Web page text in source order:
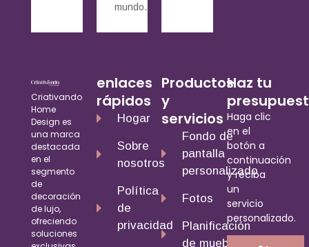
Criativando
Home
Design es
una marca
destacada
en el
segmento
de
decoración
de lujo,
ofreciendo
soluciones
enlaces
rápidos
Hogar
Sobre
nosotros
Política
de
privacidad
Productos
y
servicios
Fondo de
pantalla
personalizado
Fotos
Planificación
de muebles
Haz tu
Haga clic
en el
botón a
continuación
y reciba
un
servicio
personalizado.
mundo.